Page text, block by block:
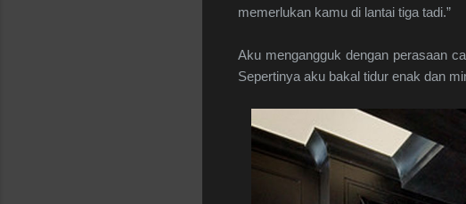
memerlukan kamu di lantai tiga tadi.”
Aku mengangguk dengan perasaan
Sepertinya aku bakal tidur enak dan